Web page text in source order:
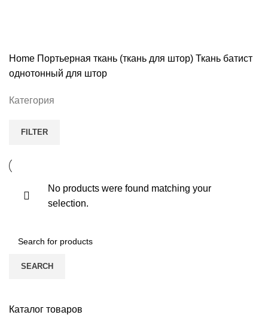
Каталог товаров
Home Портьерная ткань (ткань для штор) Ткань батист
однотонный для штор
Категория
FILTER
No products were found matching your
selection.
SEARCH